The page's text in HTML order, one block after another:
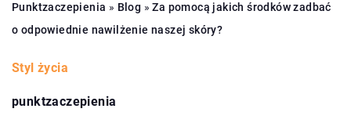
Punktzaczepienia » Blog »Za pomocą jakich środków zadbać
o odpowiednie nawilżenie naszej skóry?
Styl życia
punktzaczepienia